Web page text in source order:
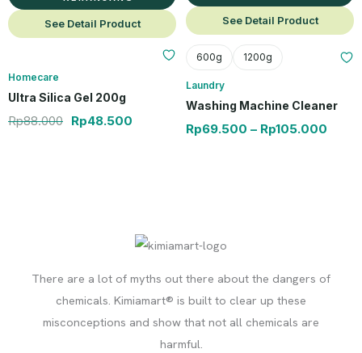
See Detail Product
Homecare
Ultra Silica Gel 200g
Rp88.000 Rp48.500
See Detail Product
600g 1200g
Laundry
Washing Machine Cleaner
Rp69.500 – Rp105.000
There are a lot of myths out there about the dangers of
chemicals. Kimiamart® is built to clear up these
misconceptions and show that not all chemicals are
harmful.